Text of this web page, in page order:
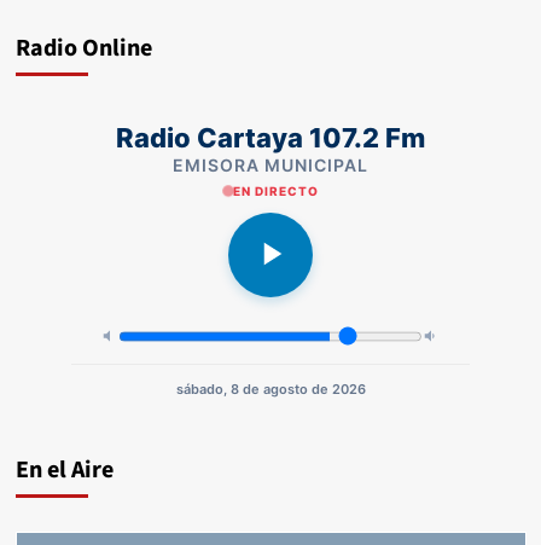
Radio Online
Radio Cartaya 107.2 Fm
EMISORA MUNICIPAL
EN DIRECTO
sábado, 8 de agosto de 2026
En el Aire